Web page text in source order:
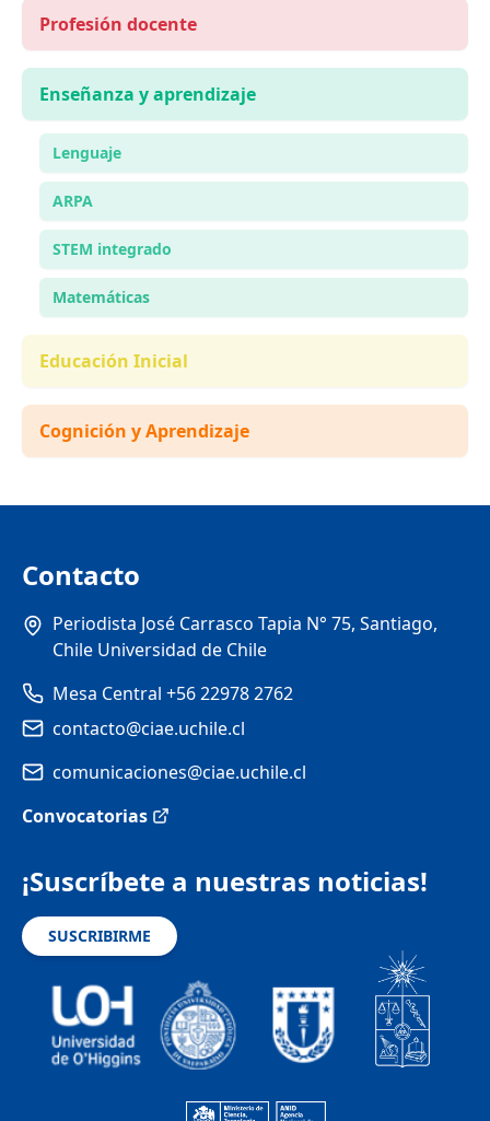
Profesión docente
Enseñanza y aprendizaje
Lenguaje
ARPA
STEM integrado
Matemáticas
Educación Inicial
Cognición y Aprendizaje
Contacto
Periodista José Carrasco Tapia N° 75, Santiago,
Chile Universidad de Chile
Mesa Central +56 22978 2762
contacto@ciae.uchile.cl
comunicaciones@ciae.uchile.cl
Convocatorias
¡Suscríbete a nuestras noticias!
SUSCRIBIRME